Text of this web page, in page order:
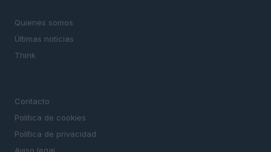
Quienes somos
Últimas noticias
Think
Contacto
Politica de cookies
Política de privacidad
Aviso legal